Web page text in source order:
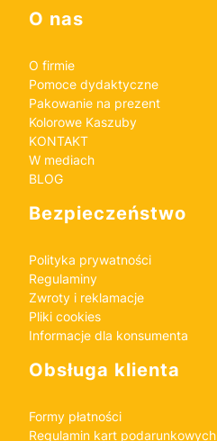
Linki w stopce
O nas
O firmie
Pomoce dydaktyczne
Pakowanie na prezent
Kolorowe Kaszuby
KONTAKT
W mediach
BLOG
Bezpieczeństwo
Polityka prywatności
Regulaminy
Zwroty i reklamacje
Pliki cookies
Informacje dla konsumenta
Obsługa klienta
Formy płatności
Regulamin kart podarunkowych